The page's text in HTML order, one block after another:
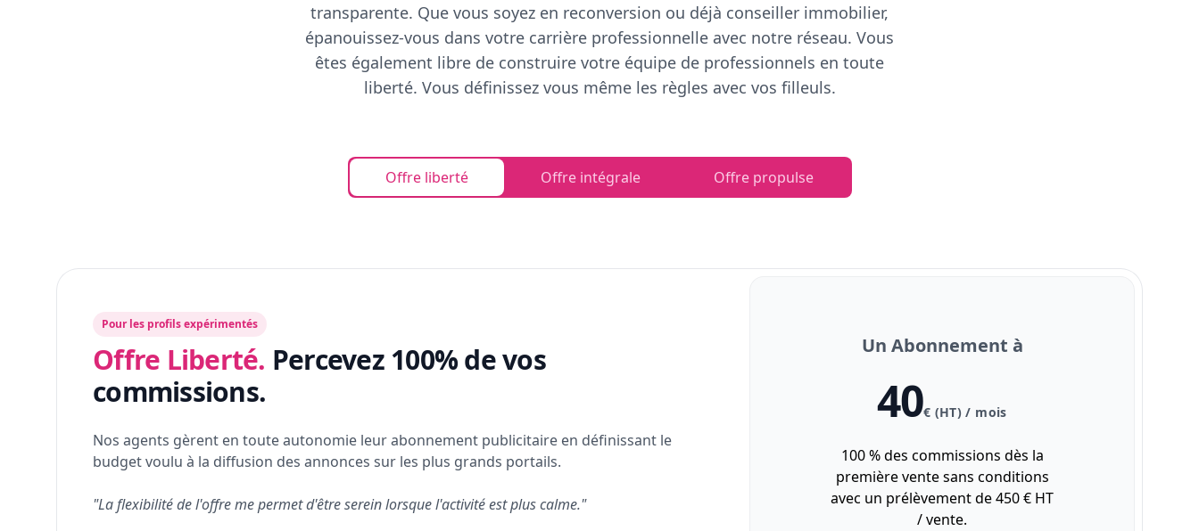
transparente. Que vous soyez en reconversion ou déjà conseiller immobilier,
épanouissez-vous dans votre carrière professionnelle avec notre réseau. Vous
êtes également libre de construire votre équipe de professionnels en toute
liberté. Vous définissez vous même les règles avec vos filleuls.
Offre liberté Offre intégrale Offre propulse
Pour les profils expérimentés
Offre Liberté. Percevez 100% de vos
commissions.
Nos agents gèrent en toute autonomie leur abonnement publicitaire en définissant le
budget voulu à la diffusion des annonces sur les plus grands portails.
"La flexibilité de l'offre me permet d'être serein lorsque l'activité est plus calme."
Un Abonnement à
40€ (HT) / mois
100 % des commissions dès la
première vente sans conditions
avec un prélèvement de 450 € HT
/ vente.